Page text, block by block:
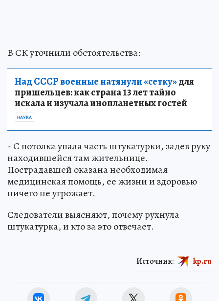
В СК уточнили обстоятельства:
Над СССР военные натянули «сетку»для
пришельцев: как страна 13 лет тайно
искала и изучала инопланетных гостей
НАУКА
- С потолка упала часть штукатурки, задев руку
находившейся там жительнице.
Пострадавшей оказана необходимая
медицинская помощь, ее жизни и здоровью
ничего не угрожает.
Следователи выясняют, почему рухнула
штукатурка, и кто за это отвечает.
Источник: kp.ru